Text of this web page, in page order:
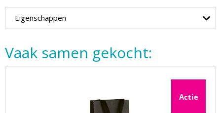
Eigenschappen
Vaak samen gekocht:
Actie